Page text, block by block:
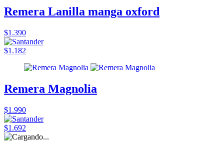
Remera Lanilla manga oxford
$1.390
$1.182
Remera Magnolia
$1.990
$1.692